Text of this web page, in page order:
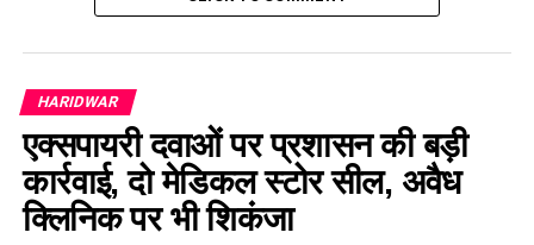
मोहंड मार्ग से भेजा जाएगा।
HARIDWAR
एक्सपायरी दवाओं पर प्रशासन की बड़ी
कार्रवाई, दो मेडिकल स्टोर सील, अवैध
क्लिनिक पर भी शिकंजा